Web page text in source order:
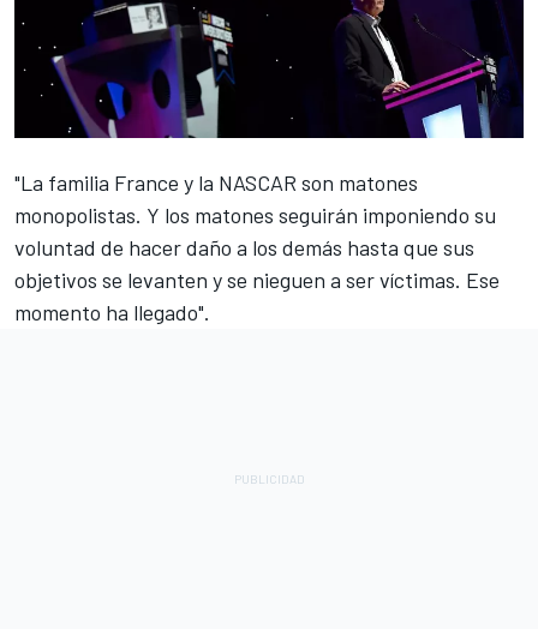
"La familia France y la NASCAR son matones
monopolistas. Y los matones seguirán imponiendo su
voluntad de hacer daño a los demás hasta que sus
objetivos se levanten y se nieguen a ser víctimas. Ese
momento ha llegado".